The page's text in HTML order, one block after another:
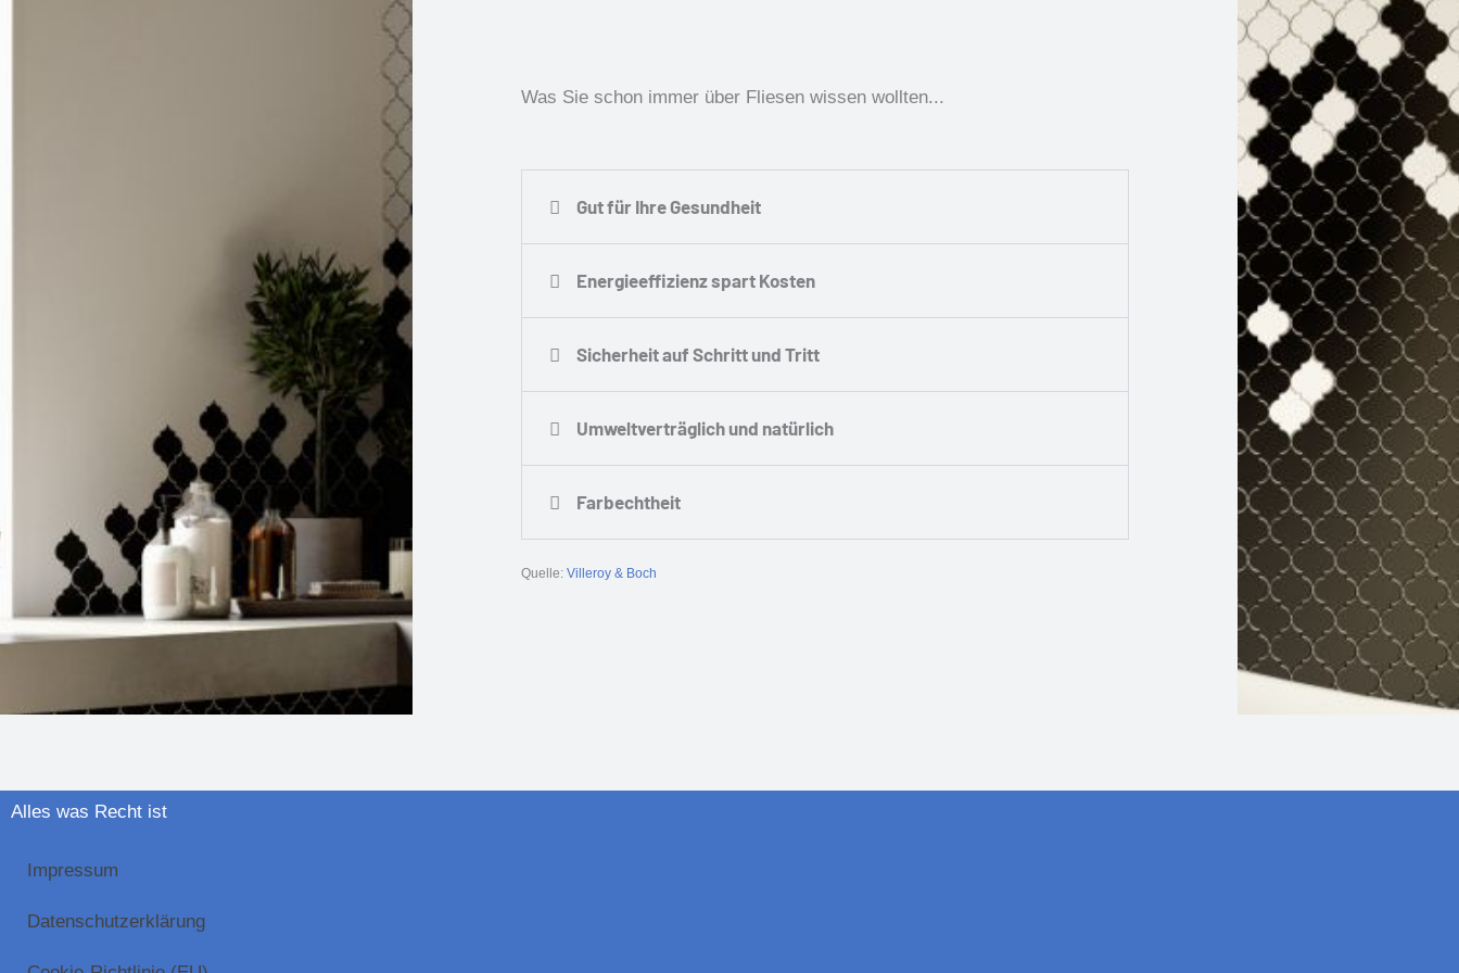
Was Sie schon immer über Fliesen wissen wollten...
Gut für Ihre Gesundheit
Energieeffizienz spart Kosten
Sicherheit auf Schritt und Tritt
Umweltverträglich und natürlich
Farbechtheit
Quelle: Villeroy & Boch
Alles was Recht ist
Impressum
Datenschutzerklärung